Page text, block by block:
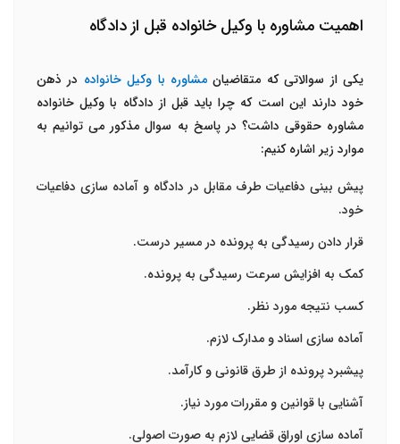
اهمیت مشاوره با وکیل خانواده قبل از دادگاه
یکی از سوالاتی که متقاضیان مشاوره با وکیل خانواده در ذهن
خود دارند این است که چرا باید قبل از دادگاه با وکیل خانواده
مشاوره حقوقی داشت؟ در پاسخ به سوال مذکور می توانیم به
موارد زیر اشاره کنیم:
پیش بینی دفاعیات طرف مقابل در دادگاه و آماده سازی دفاعیات
خود.
قرار دادن رسیدگی به پرونده در مسیر درست.
کمک به افزایش سرعت رسیدگی به پرونده.
کسب نتیجه مورد نظر.
آماده سازی اسناد و مدارک لازم.
پیشبرد پرونده از طرق قانونی و کارآمد.
آشنایی با قوانین و مقررات مورد نیاز.
آماده سازی اوراق قضایی لازم به صورت اصولی.